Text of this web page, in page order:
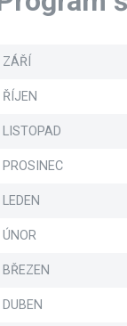
ZÁŘÍ
ŘÍJEN
LISTOPAD
PROSINEC
LEDEN
ÚNOR
BŘEZEN
DUBEN